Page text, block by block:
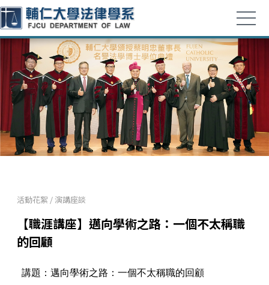
活動花絮 /演講座談
【職涯講座】邁向學術之路：一個不太稱職
的回顧
講題：邁向學術之路：一個不太稱職的回顧